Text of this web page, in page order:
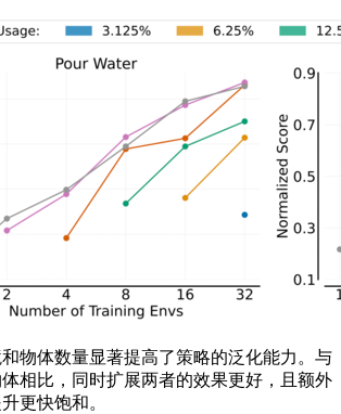
体数量显著提高了策略的泛化能力。与
相比，同时扩展两者的效果更好，且额外
更快饱和。